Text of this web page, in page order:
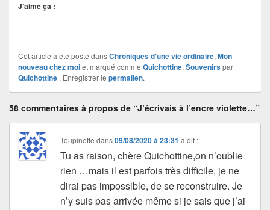
J’aime ça :
Cet article a été posté dansChroniques d'une vie ordinaire,Mon
nouveau chez moiet marqué comme Quichottine,Souvenirspar
Quichottine . Enregistrer le permalien.
58 commentaires à propos de “J’écrivais à l’encre violette…”
Toupinette dans09/08/2020 à 23:31 a dit :
Tu as raison, chère Quichottine,on n’oublie
rien …mais il est parfois très difficile, je ne
dirai pas impossible, de se reconstruire. Je
n’y suis pas arrivée même si je sais que j’ai